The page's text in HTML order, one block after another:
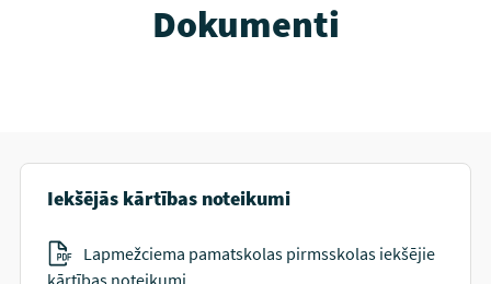
Dokumenti
Iekšējās kārtības noteikumi
Lapmežciema pamatskolas pirmsskolas iekšējie
kārtības noteikumi